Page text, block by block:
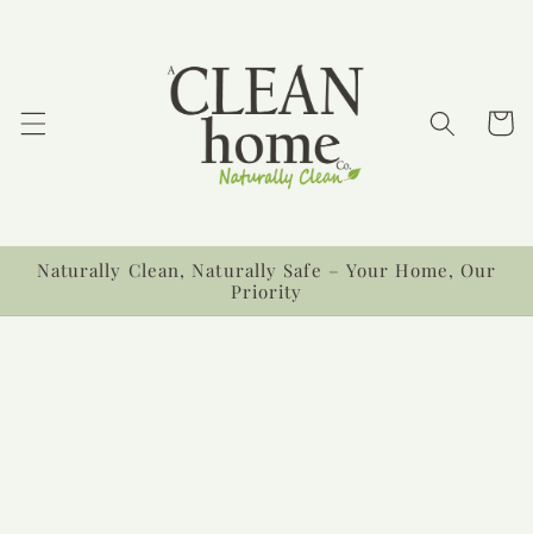
Naturally Clean, Naturally Safe – Your Home, Our
Priority